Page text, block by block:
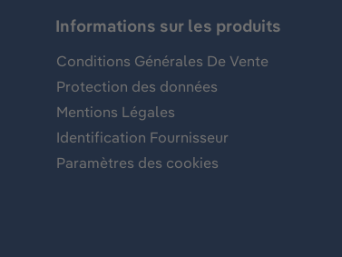
Informations sur les produits
Conditions Générales De Vente
Protection des données
Mentions Légales
Identification Fournisseur
Paramètres des cookies